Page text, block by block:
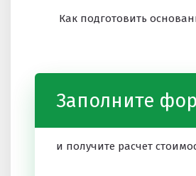
Как подготовить
Заполните
и получите расчет